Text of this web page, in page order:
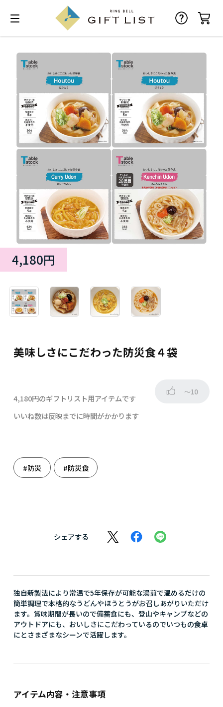
美味しさにこだわった防災食４袋
4,180円
4,180円のギフトリスト用アイテムです
～10
いいね数は反映までに時間がかかります
#防災 #防災食
シェアする
独自新製法により常温で5年保存が可能な湯煎で温めるだけの
簡単調理で本格的なうどんやほうとうがお召しあがりいただけ
ます。賞味期間が長いので備蓄食にも、登山やキャンプなどの
アウトドアにも、おいしさにこだわっているのでいつもの食卓
にとさまざまなシーンで活躍します。
アイテム内容・注意事項